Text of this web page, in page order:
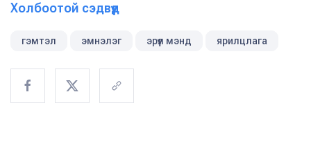
Холбоотой сэдвүүд
гэмтэл эмнэлэг эрүүл мэнд ярилцлага